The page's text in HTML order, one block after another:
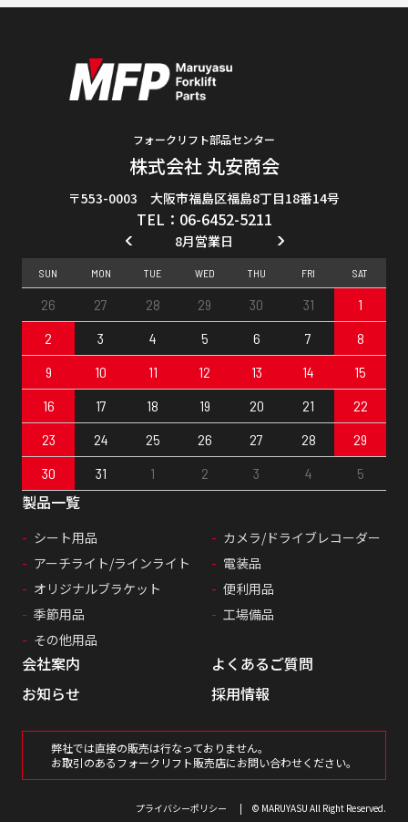
フォークリフト部品センター
株式会社 丸安商会
〒553-0003 大阪市福島区福島8丁目18番14号
TEL：06-6452-5211
製品一覧
シート用品
カメラ/ドライブレコーダー
アーチライト/ラインライト
電装品
オリジナルブラケット
便利用品
季節用品
工場備品
その他用品
会社案内
お知らせ
よくあるご質問
採用情報
弊社では直接の販売は行なっておりません。
お取引のあるフォークリフト販売店にお問い合わせください。
8月営業日
SUN MON TUE WED THU FRI SAT
26 27 28 29 30 31
1
2
3 4 5 6 7
8
9
10 11 12 13 14
15
16
17 18 19 20 21
22
23
24 25 26 27 28
29
30
31 1 2 3 4 5
プライバシーポリシー © MARUYASU All Right Reserved.